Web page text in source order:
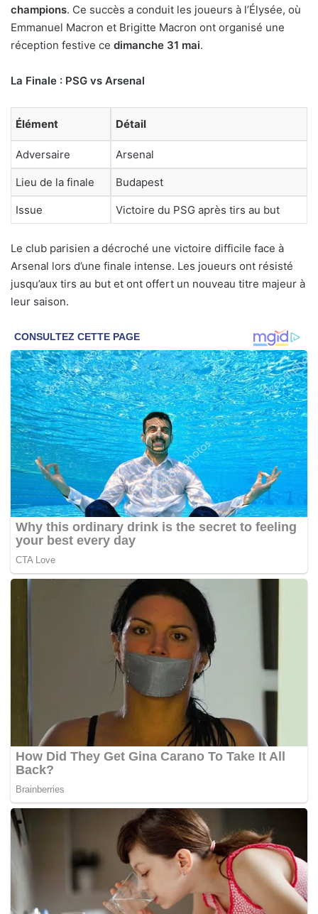
champions. Ce succès a conduit les joueurs à l’Élysée, où
Emmanuel Macron et Brigitte Macron ont organisé une
réception festive ce dimanche 31 mai.
La Finale : PSG vs Arsenal
Élément Détail
Adversaire Arsenal
Lieu de la finale Budapest
Issue Victoire du PSG après tirs au but
Le club parisien a décroché une victoire difficile face à
Arsenal lors d’une finale intense. Les joueurs ont résisté
jusqu’aux tirs au but et ont offert un nouveau titre majeur à
leur saison.